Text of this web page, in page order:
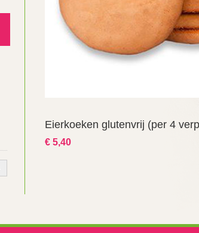
Eierkoeken glutenvrij (per 4
€ 5,40